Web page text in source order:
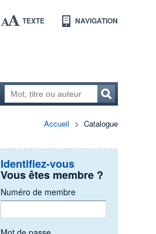
TEXTE NAVIGATION
Accueil Catalogue
Identifiez-vous
Vous êtes membre ?
Numéro de membre